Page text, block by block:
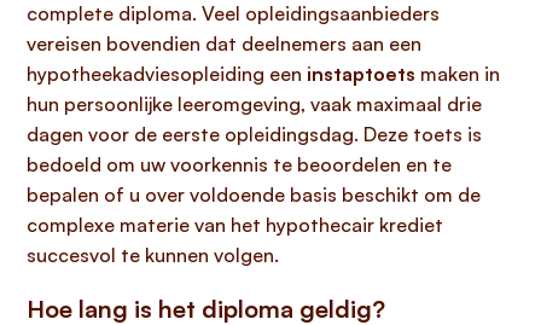
complete diploma. Veel opleidingsaanbieders
vereisen bovendien dat deelnemers aan een
hypotheekadviesopleiding een instaptoets maken in
hun persoonlijke leeromgeving, vaak maximaal drie
dagen voor de eerste opleidingsdag. Deze toets is
bedoeld om uw voorkennis te beoordelen en te
bepalen of u over voldoende basis beschikt om de
complexe materie van het hypothecair krediet
succesvol te kunnen volgen.
Hoe lang is het diploma geldig?